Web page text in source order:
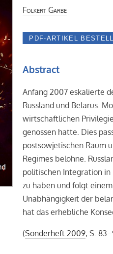
Folkert Garbe
Abstract
Anfang 2007 eskalierte
Russland und Belarus.
wirtschaftlichen
genossen hatte. Dies
postsowjetischen Raum
Regimes belohne.
politischen Integration in
zu haben und folgt
Unabhängigkeit der
hat das erhebliche
(Sonderheft 2009, S.